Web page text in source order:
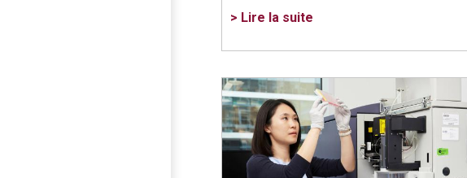
> Lire la suite